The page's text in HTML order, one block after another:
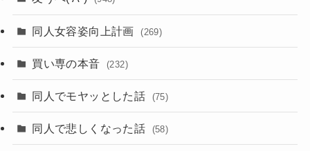
同人女容姿向上計画 (269)
買い専の本音 (232)
同人でモヤッとした話 (75)
同人で悲しくなった話 (58)